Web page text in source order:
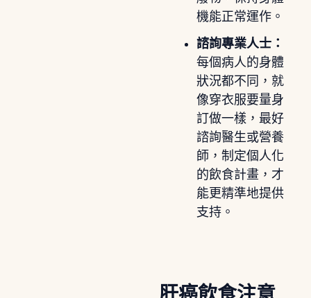
機能正常運作。
諮詢專業人士：
每個病人的身體
狀況都不同，就
像穿衣服要量身
訂做一樣，最好
諮詢醫生或營養
師，制定個人化
的飲食計畫，才
能更精準地提供
支持。